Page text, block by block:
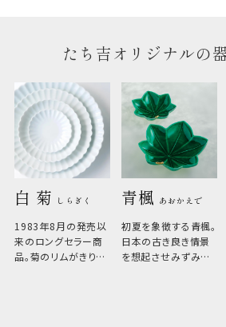
たち吉オリジナルの
白 菊 しらぎく
1983年8月の発売以
来のロングセラー商
品。菊のリムがきりっ
青楓 あおかえで
初夏を象徴する青楓。
日本の古き良き情景
を想起させみずみず